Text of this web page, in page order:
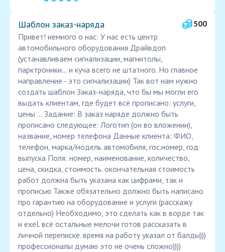
Шаблон заказ‑наряда
500
Привет! немного о нас: У нас есть центр
автомобильного оборудования Драйвдоп
(устанавливаем сигнализации, магнитолы,
парктроники... и куча всего не штатного. Но главное
направление - это сигнализации) Так вот нам нужно
создать шаблон Заказ-наряда, что бы мы могли его
выдать клиентам, где будет всё прописано: услуги,
цены ... Задание: В заказ наряде должно быть
прописано следующее: Логотип (он во вложении),
название, номер телефона Данные клиента: ФИО,
телефон, марка/модель автомобиля, гос.номер, год
выпуска Поля: номер, наименование, количество,
цена, скидка, стоимость. окончательная стоимость
работ должна быть указана как цифрами, так и
прописью Также обязательно должно быть написано
про гарантию на оборудование и услуги (расскажу
отдельно) Необходимо, это сделать как в ворде так
и exel. всё остальные мелочи готов рассказать в
личной переписке. время на работу указал от балды)))
профессионалы думаю это не очень сложно))))